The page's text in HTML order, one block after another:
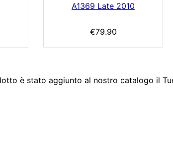
A1369 Late 2010
€79.90
è stato aggiunto al nostro catalogo il